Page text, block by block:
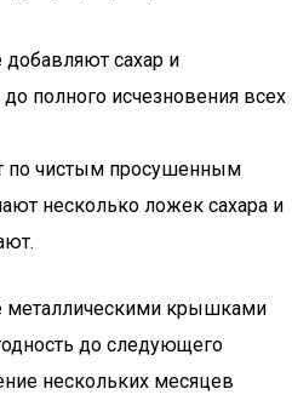
сахар и
полного исчезновения всех
по чистым просушенным
несколько ложек сахара и
металлическими крышками
до следующего
нескольких месяцев